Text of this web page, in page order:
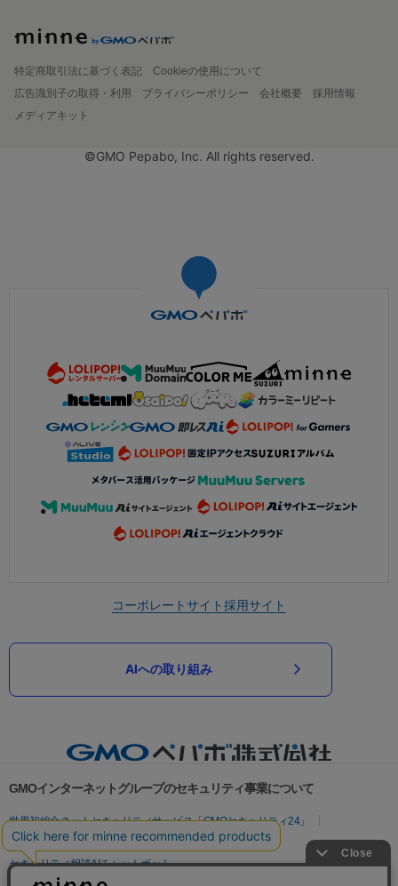
特定商取引法に基づく表記
Cookieの使用について
広告識別子の取得・利用
プライバシーポリシー 会社概要
採用情報
メディアキット
©GMO Pepabo, Inc. All rights reserved.
コーポレートサイト採用サイト
AIへの取り組み
GMOインターネットグループのセキュリティ事業について
世界初総合ネットセキュリティサービス「GMOセキュリティ24」
パスワード漏洩診断
Webサイトリスク診断
セキュリティ相談AIチャットボット